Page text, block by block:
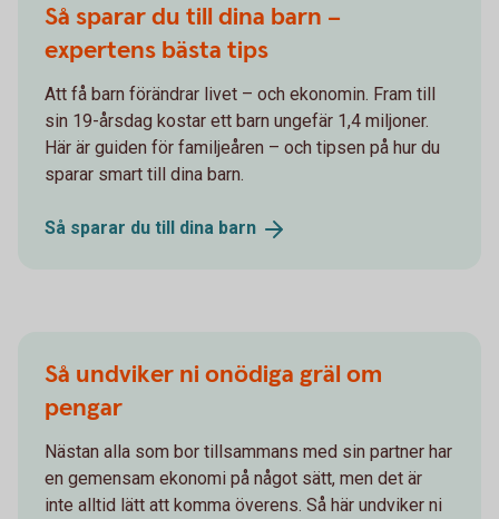
Så sparar du till dina barn –
expertens bästa tips
Att få barn förändrar livet – och ekonomin. Fram till
sin 19-årsdag kostar ett barn ungefär 1,4 miljoner.
Här är guiden för familjeåren – och tipsen på hur du
sparar smart till dina barn.
Så sparar du till dina barn
Så undviker ni onödiga gräl om
pengar
Nästan alla som bor tillsammans med sin partner har
en gemensam ekonomi på något sätt, men det är
inte alltid lätt att komma överens. Så här undviker ni